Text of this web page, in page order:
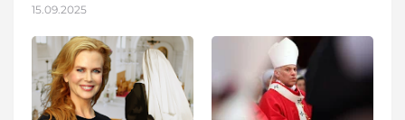
15.09.2025